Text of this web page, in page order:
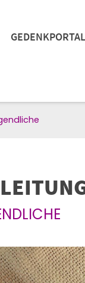
GEDENKPORTAL